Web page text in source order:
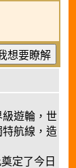
級遊輪，世
航線，造
定了今日